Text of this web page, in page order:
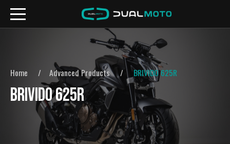
Home Advanced Products BRIVIDO 625R
BRIVIDO 625R